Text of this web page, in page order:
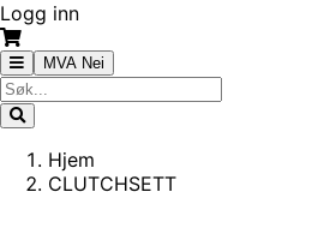
Logg inn
MVA Nei
Hjem
CLUTCHSETT